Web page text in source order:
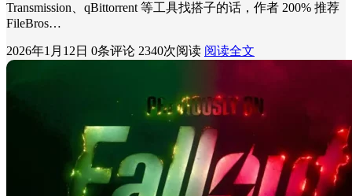
Transmission、qBittorrent 等工具找搭子的话，作者 200% 推荐
FileBros…
2026年1月12日 0条评论 2340次阅读 阅读全文